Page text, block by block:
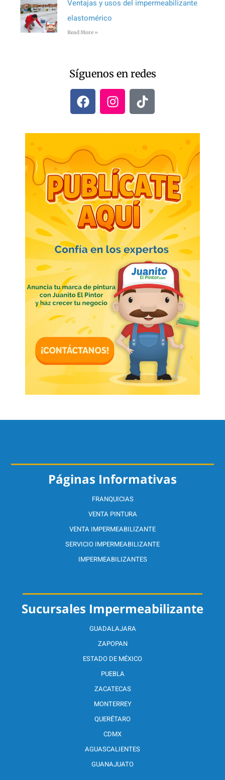
Ventajas y usos del impermeabilizante
elastomérico
Read More »
Síguenos en redes
Sucursales Impermeabilizante
GUADALAJARA
ZAPOPAN
ESTADO DE MÉXICO
PUEBLA
ZACATECAS
MONTERREY
QUERÉTARO
CDMX
AGUASCALIENTES
GUANAJUATO
Páginas Informativas
FRANQUICIAS
VENTA PINTURA
VENTA IMPERMEABILIZANTE
SERVICIO IMPERMEABILIZANTE
IMPERMEABILIZANTES